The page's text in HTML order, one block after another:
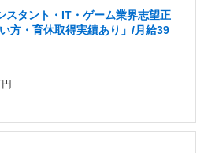
スタント・IT・ゲーム業界志望正
方・育休取得実績あり」/月給39